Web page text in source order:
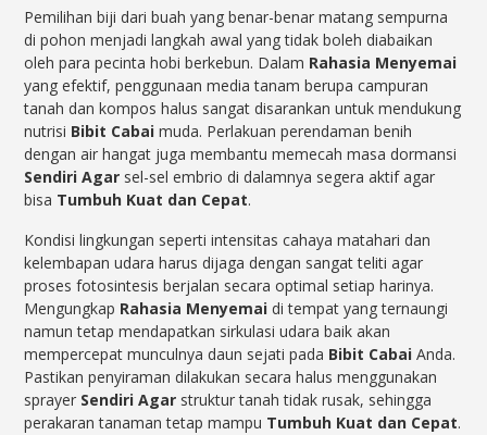
Pemilihan biji dari buah yang benar-benar matang sempurna
di pohon menjadi langkah awal yang tidak boleh diabaikan
oleh para pecinta hobi berkebun. Dalam Rahasia Menyemai
yang efektif, penggunaan media tanam berupa campuran
tanah dan kompos halus sangat disarankan untuk mendukung
nutrisi Bibit Cabai muda. Perlakuan perendaman benih
dengan air hangat juga membantu memecah masa dormansi
Sendiri Agar sel-sel embrio di dalamnya segera aktif agar
bisa Tumbuh Kuat dan Cepat.
Kondisi lingkungan seperti intensitas cahaya matahari dan
kelembapan udara harus dijaga dengan sangat teliti agar
proses fotosintesis berjalan secara optimal setiap harinya.
Mengungkap Rahasia Menyemai di tempat yang ternaungi
namun tetap mendapatkan sirkulasi udara baik akan
mempercepat munculnya daun sejati pada Bibit Cabai Anda.
Pastikan penyiraman dilakukan secara halus menggunakan
sprayer Sendiri Agar struktur tanah tidak rusak, sehingga
perakaran tanaman tetap mampu Tumbuh Kuat dan Cepat.